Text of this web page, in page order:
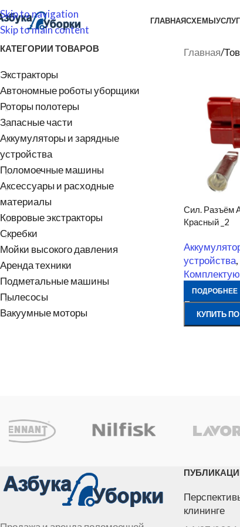
Skip to navigation
Skip to main content
ГЛАВНАЯСХЕМЫ
КАТЕГОРИИ ТОВАРОВ
Экстракторы
Автономные роботы уборщики
Роторы полотеры
Запасные части
Аккумуляторы и зарядные
устройства
Поломоечные машины
Аксессуары и расходные
материалы
Ковровые экстракторы
Скребки
Мойки высокого давления
Аренда техники
Подметальные машины
Пылесосы
Вакуумные моторы
Главная/
Сил. Разъём
Красный _2
устройства,
ПОДРОБНЕЕ
КУПИТЬ
клининге